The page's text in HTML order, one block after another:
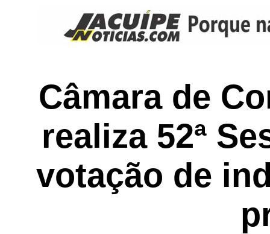
Câmara de
realiza 52ª
votação de